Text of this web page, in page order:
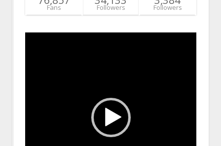
Fans Followers Followers